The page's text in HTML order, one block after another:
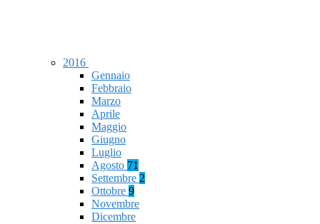
2016
Gennaio
Febbraio
Marzo
Aprile
Maggio
Giugno
Luglio
Agosto 71
Settembre 2
Ottobre 9
Novembre
Dicembre